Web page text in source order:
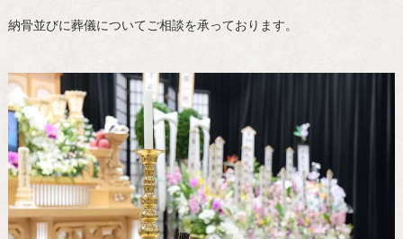
納骨並びに葬儀についてご相談を承っております。